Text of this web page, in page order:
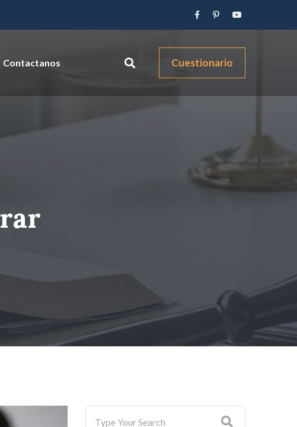
Contactanos Cuestionario